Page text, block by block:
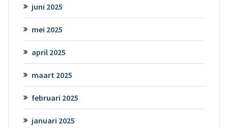
juni 2025
mei 2025
april 2025
maart 2025
februari 2025
januari 2025